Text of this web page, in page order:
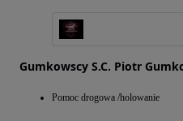
Gumkowscy S.C. Piotr
Pomoc drogowa /holowanie